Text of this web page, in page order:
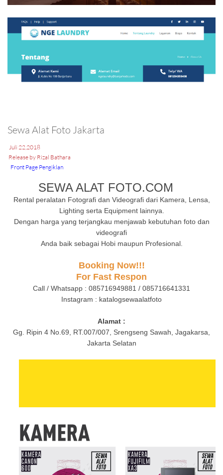
Sewa Alat Foto Jakarta
Juli 22,2018
Release by Rizal Bathara
Front Page Pengiklan
SEWA ALAT FOTO.COM
Rental peralatan Fotografi dan Videografi dari Kamera, Lensa,
Lighting serta Equipment lainnya.
Dengan harga yang terjangkau menjawab kebutuhan foto dan
videografi
Anda baik sebagai Hobi maupun Profesional.
Booking Now!!!
For Fast Respon
Call / Whatsapp : 085716949881 / 085716641331
Instagram : katalogsewaalatfoto
Alamat :
Gg. Ripin 4 No.69, RT.007/007, Srengseng Sawah, Jagakarsa,
Jakarta Selatan